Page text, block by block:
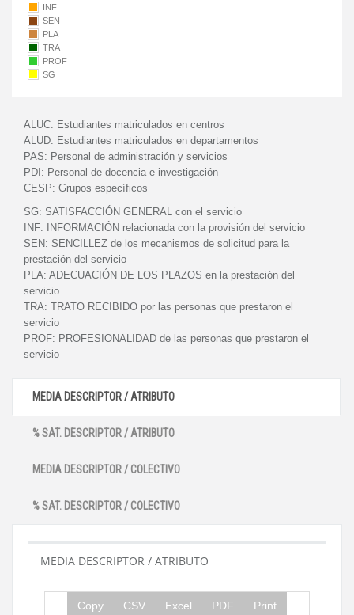
INF
SEN
PLA
TRA
PROF
SG
ALUC: Estudiantes matriculados en centros
ALUD: Estudiantes matriculados en departamentos
PAS: Personal de administración y servicios
PDI: Personal de docencia e investigación
CESP: Grupos específicos
SG: SATISFACCIÓN GENERAL con el servicio
INF:
INFORMACIÓN relacionada con la provisión del servicio
SEN: SENCILLEZ de los mecanismos de solicitud para la
prestación del servicio
PLA: ADECUACIÓN DE LOS PLAZOS en la prestación del
servicio
TRA: TRATO RECIBIDO por las personas que prestaron el
servicio
PROF: PROFESIONALIDAD de las personas que prestaron el
servicio
MEDIA DESCRIPTOR / ATRIBUTO
% SAT. DESCRIPTOR / ATRIBUTO
MEDIA DESCRIPTOR / COLECTIVO
% SAT. DESCRIPTOR / COLECTIVO
MEDIA DESCRIPTOR / ATRIBUTO
Copy CSV Excel PDF Print